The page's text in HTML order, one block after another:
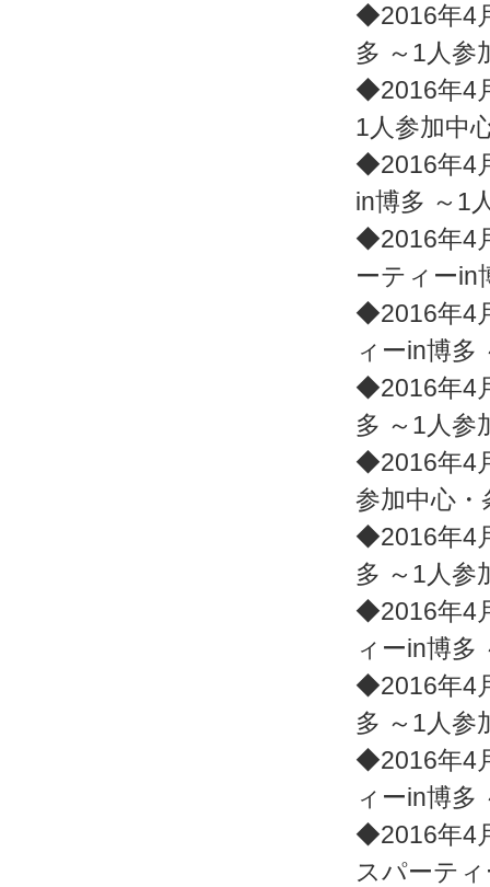
◆2016年4
多 ～1人参
◆2016年4
1人参加中
◆2016年4
in博多 ～1
◆2016年4
ーティーin
◆2016年4
ィーin博多
◆2016年4
多 ～1人参
◆2016年4
参加中心・
◆2016年4
多 ～1人参
◆2016年4
ィーin博多
◆2016年4
多 ～1人参
◆2016年4
ィーin博多
◆2016年4
スパーテ